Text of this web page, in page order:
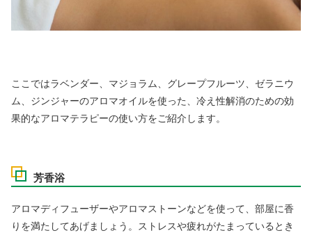
ここではラベンダー、マジョラム、グレープフルーツ、ゼラニウ
ム、ジンジャーのアロマオイルを使った、冷え性解消のための効
果的なアロマテラピーの使い方をご紹介します。
芳香浴
アロマディフューザーやアロマストーンなどを使って、部屋に香
りを満たしてあげましょう。ストレスや疲れがたまっているとき